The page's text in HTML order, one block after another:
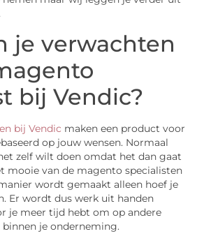
je verwachten
bij Vendic?
bij Vendic maken een product voor
op jouw wensen. Normaal
zelf wilt doen omdat het dan gaat
mooie van de magento specialisten
wordt gemaakt alleen hoef je
Er wordt dus werk uit handen
je meer tijd hebt om op andere
je onderneming.